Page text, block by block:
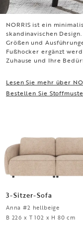
NORRIS
NORRIS ist ein
skandinavischen
Größen und
Fußhocker ergänzt
Zuhause und Ihre
Lesen Sie mehr über
Bestellen Sie
3-Sitzer-Sofa
Anna #2 hellbeige
B 226 x T 102 x H 80 cm